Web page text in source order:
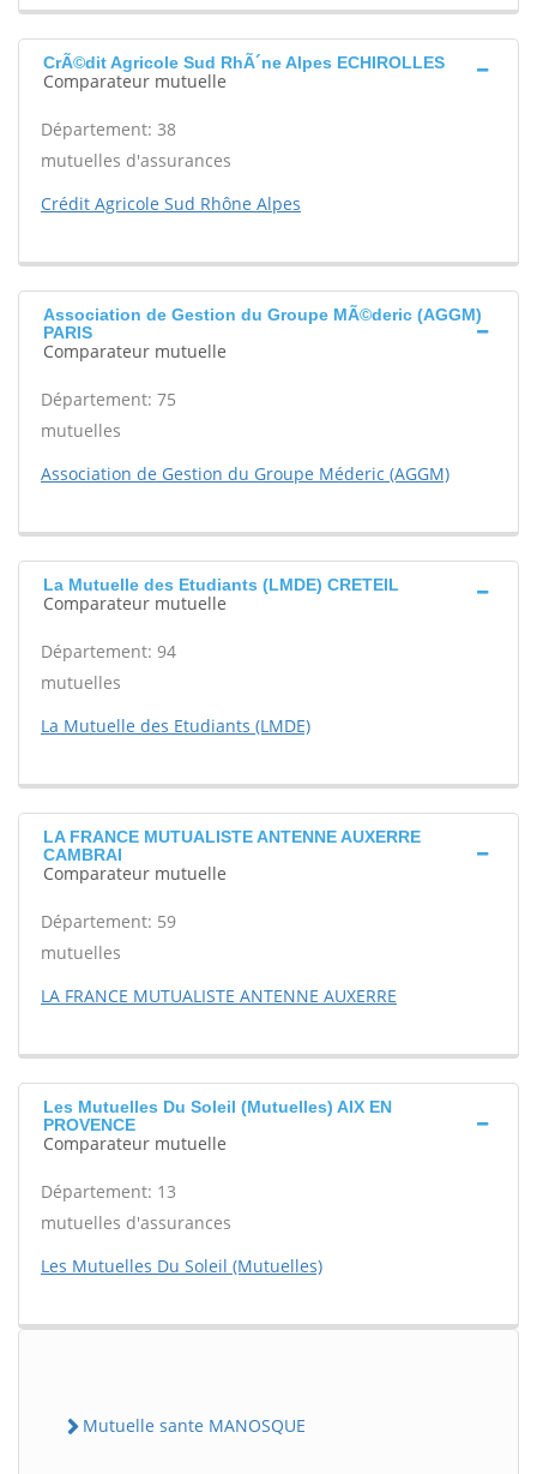
CrÃ©dit Agricole Sud RhÃ´ne Alpes ECHIROLLES
Comparateur mutuelle
Département: 38
mutuelles d'assurances
Crédit Agricole Sud Rhône Alpes
Association de Gestion du Groupe MÃ©deric (AGGM)
PARIS
Comparateur mutuelle
Département: 75
mutuelles
Association de Gestion du Groupe Méderic (AGGM)
La Mutuelle des Etudiants (LMDE) CRETEIL
Comparateur mutuelle
Département: 94
mutuelles
La Mutuelle des Etudiants (LMDE)
LA FRANCE MUTUALISTE ANTENNE AUXERRE
CAMBRAI
Comparateur mutuelle
Département: 59
mutuelles
LA FRANCE MUTUALISTE ANTENNE AUXERRE
Les Mutuelles Du Soleil (Mutuelles) AIX EN
PROVENCE
Comparateur mutuelle
Département: 13
mutuelles d'assurances
Les Mutuelles Du Soleil (Mutuelles)
Mutuelle sante MANOSQUE